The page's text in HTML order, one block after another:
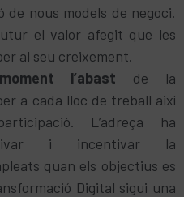
de nous models de negoci.
el valor afegit que les
al seu creixement.
l’abast de la
a cada lloc de treball així
L’adreça ha
i incentivar la
quan els objectius es
Digital sigui una